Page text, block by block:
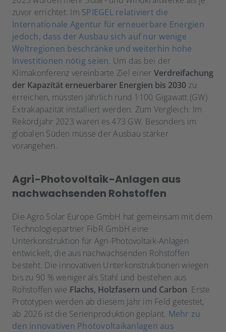
zuvor errichtet. Im SPIEGEL relativiert die
Internationale Agentur für erneuerbare Energien
jedoch, dass der Ausbau sich auf nur wenige
Weltregionen beschränke und weiterhin hohe
Investitionen nötig seien. Um das bei der
Klimakonferenz vereinbarte Ziel einer Verdreifachung
der Kapazität erneuerbarer Energien bis 2030 zu
erreichen, müssten jährlich rund 1100 Gigawatt (GW)
Extrakapazität installiert werden. Zum Vergleich: Im
Rekordjahr 2023 waren es 473 GW. Besonders im
globalen Süden müsse der Ausbau stärker
vorangehen.
Agri-Photovoltaik-Anlagen aus
nachwachsenden Rohstoffen
Die Agro Solar Europe GmbH hat gemeinsam mit dem
Technologiepartner FibR GmbH eine
Unterkonstruktion für Agri-Photovoltaik-Anlagen
entwickelt, die aus nachwachsenden Rohstoffen
besteht. Die innovativen Unterkonstruktionen wiegen
bis zu 90 % weniger als Stahl und bestehen aus
Rohstoffen wie Flachs, Holzfasern und Carbon. Erste
Prototypen werden ab diesem Jahr im Feld getestet,
ab 2026 ist die Serienproduktion geplant. Mehr zu
den innovativen Photovoltaikanlagen aus